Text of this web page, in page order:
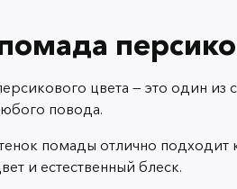
цвета — это один
повода.
помады отлично подходит
и естественный блеск.